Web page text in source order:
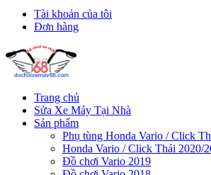
Tài khoản của tôi
Đơn hàng
Trang chủ
Sửa Xe Máy Tại Nhà
Sản phẩm
Phụ tùng Honda Vario / Click
Honda Vario / Click Thái 2020/
Đồ chơi Vario 2019